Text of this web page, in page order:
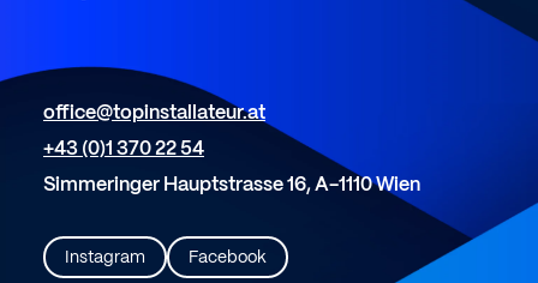
office@topinstallateur.at
+43 (0)1 370 22 54
Simmeringer Hauptstrasse 16, A-1110 Wien
Instagram Facebook